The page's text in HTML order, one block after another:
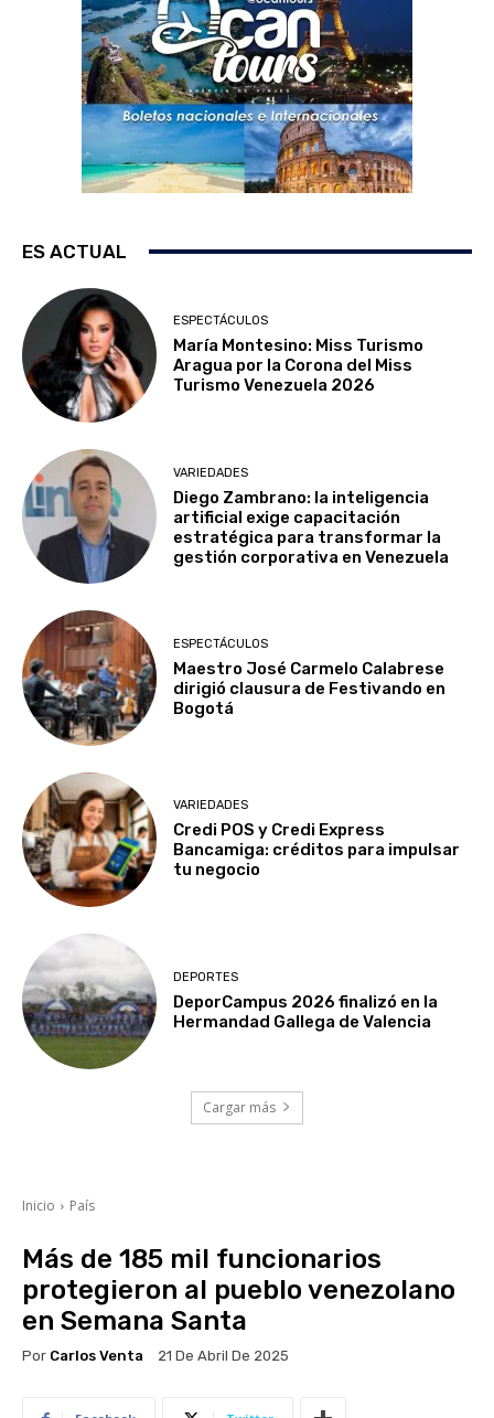
ES ACTUAL
ESPECTÁCULOS
María Montesino: Miss Turismo
Aragua por la Corona del Miss
Turismo Venezuela 2026
VARIEDADES
Diego Zambrano: la inteligencia
artificial exige capacitación
estratégica para transformar la
gestión corporativa en Venezuela
ESPECTÁCULOS
Maestro José Carmelo Calabrese
dirigió clausura de Festivando en
Bogotá
VARIEDADES
Credi POS y Credi Express
Bancamiga: créditos para impulsar
tu negocio
DEPORTES
DeporCampus 2026 finalizó en la
Hermandad Gallega de Valencia
Cargar más